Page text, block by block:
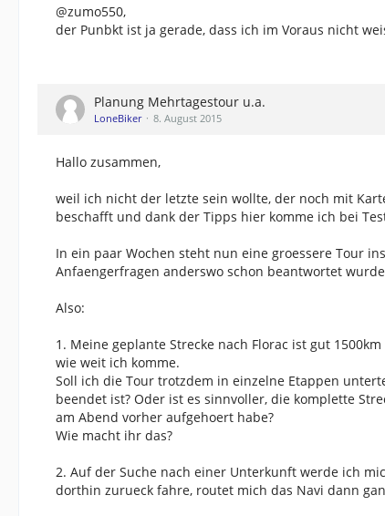
@zumo550,
der Punbkt ist ja gerade, dass ich im Voraus nicht
Planung Mehrtagestour u.a.
LoneBiker 8. August 2015
Hallo zusammen,
weil ich nicht der letzte sein wollte, der noch mit
beschafft und dank der Tipps hier komme ich bei
In ein paar Wochen steht nun eine groessere Tour
Anfaengerfragen anderswo schon beantwortet
Also:
1. Meine geplante Strecke nach Florac ist gut
wie weit ich komme.
Soll ich die Tour trotzdem in einzelne Etappen
beendet ist? Oder ist es sinnvoller, die komplette
am Abend vorher aufgehoert habe?
Wie macht ihr das?
2. Auf der Suche nach einer Unterkunft werde ich
dorthin zurueck fahre, routet mich das Navi dann